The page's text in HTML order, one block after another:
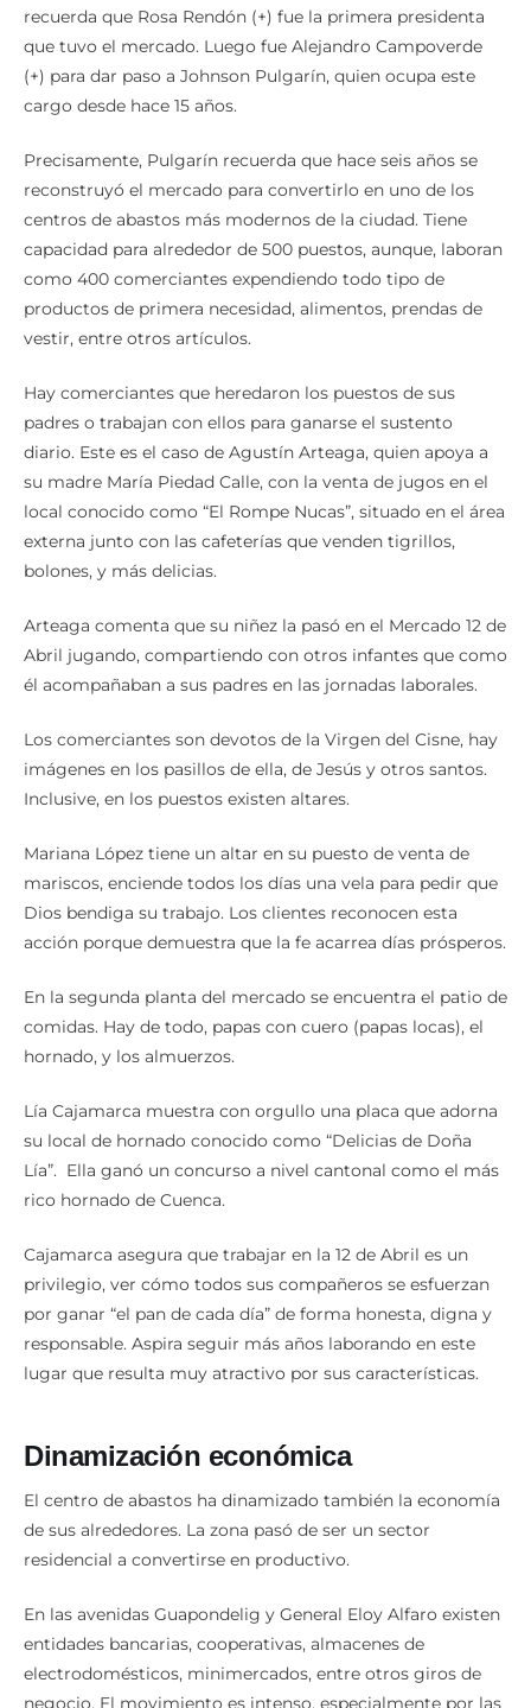
recuerda que Rosa Rendón (+) fue la primera presidenta
que tuvo el mercado. Luego fue Alejandro Campoverde
(+) para dar paso a Johnson Pulgarín, quien ocupa este
cargo desde hace 15 años.
Precisamente, Pulgarín recuerda que hace seis años se
reconstruyó el mercado para convertirlo en uno de los
centros de abastos más modernos de la ciudad. Tiene
capacidad para alrededor de 500 puestos, aunque, laboran
como 400 comerciantes expendiendo todo tipo de
productos de primera necesidad, alimentos, prendas de
vestir, entre otros artículos.
Hay comerciantes que heredaron los puestos de sus
padres o trabajan con ellos para ganarse el sustento
diario. Este es el caso de Agustín Arteaga, quien apoya a
su madre María Piedad Calle, con la venta de jugos en el
local conocido como “El Rompe Nucas”, situado en el área
externa junto con las cafeterías que venden tigrillos,
bolones, y más delicias.
Arteaga comenta que su niñez la pasó en el Mercado 12 de
Abril jugando, compartiendo con otros infantes que como
él acompañaban a sus padres en las jornadas laborales.
Los comerciantes son devotos de la Virgen del Cisne, hay
imágenes en los pasillos de ella, de Jesús y otros santos.
Inclusive, en los puestos existen altares.
Mariana López tiene un altar en su puesto de venta de
mariscos, enciende todos los días una vela para pedir que
Dios bendiga su trabajo. Los clientes reconocen esta
acción porque demuestra que la fe acarrea días prósperos.
En la segunda planta del mercado se encuentra el patio de
comidas. Hay de todo, papas con cuero (papas locas), el
hornado, y los almuerzos.
Lía Cajamarca muestra con orgullo una placa que adorna
su local de hornado conocido como “Delicias de Doña
Lía”. Ella ganó un concurso a nivel cantonal como el más
rico hornado de Cuenca.
Cajamarca asegura que trabajar en la 12 de Abril es un
privilegio, ver cómo todos sus compañeros se esfuerzan
por ganar “el pan de cada día” de forma honesta, digna y
responsable. Aspira seguir más años laborando en este
lugar que resulta muy atractivo por sus características.
Dinamización económica
El centro de abastos ha dinamizado también la economía
de sus alrededores. La zona pasó de ser un sector
residencial a convertirse en productivo.
En las avenidas Guapondelig y General Eloy Alfaro existen
entidades bancarias, cooperativas, almacenes de
electrodomésticos, minimercados, entre otros giros de
negocio. El movimiento es intenso, especialmente por las